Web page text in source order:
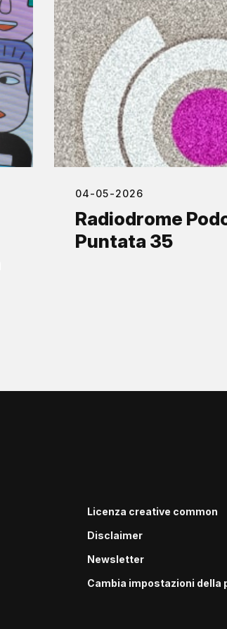
04-05-2026
Radiodrome
Puntata 35
Licenza creative common
Disclaimer
Newsletter
Cambia impostazioni della